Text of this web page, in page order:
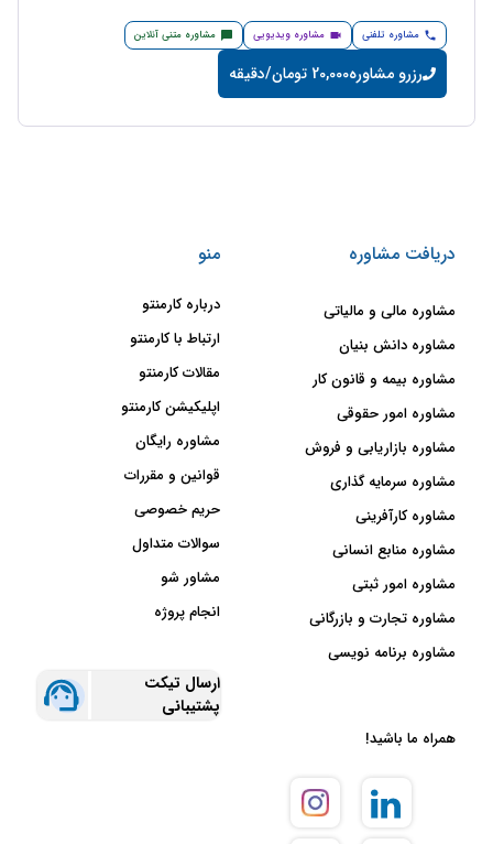
مشاوره تلفنی مشاوره ویدیویی مشاوره متنی آنلاین
رزرو مشاوره20,000 تومان/دقیقه
دریافت مشاوره
مشاوره مالی و مالیاتی
مشاوره دانش بنیان
مشاوره بیمه و قانون کار
مشاوره امور حقوقی
مشاوره بازاریابی و فروش
مشاوره سرمایه گذاری
مشاوره کارآفرینی
مشاوره منابع انسانی
مشاوره امور ثبتی
مشاوره تجارت و بازرگانی
مشاوره برنامه نویسی
منو
درباره کارمنتو
ارتباط با کارمنتو
مقالات کارمنتو
اپلیکیشن کارمنتو
مشاوره رایگان
قوانین و مقررات
حریم خصوصی
سوالات متداول
مشاور شو
انجام پروژه
ارسال تیکت
پشتیبانی
همراه ما باشید!